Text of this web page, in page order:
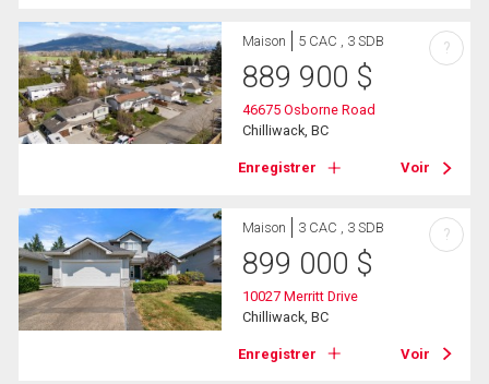
Maison 5 CAC , 3 SDB
889 900 $
46675 Osborne Road
Chilliwack, BC
Enregistrer Voir
?
Maison 3 CAC , 3 SDB
899 000 $
10027 Merritt Drive
Chilliwack, BC
Enregistrer Voir
?